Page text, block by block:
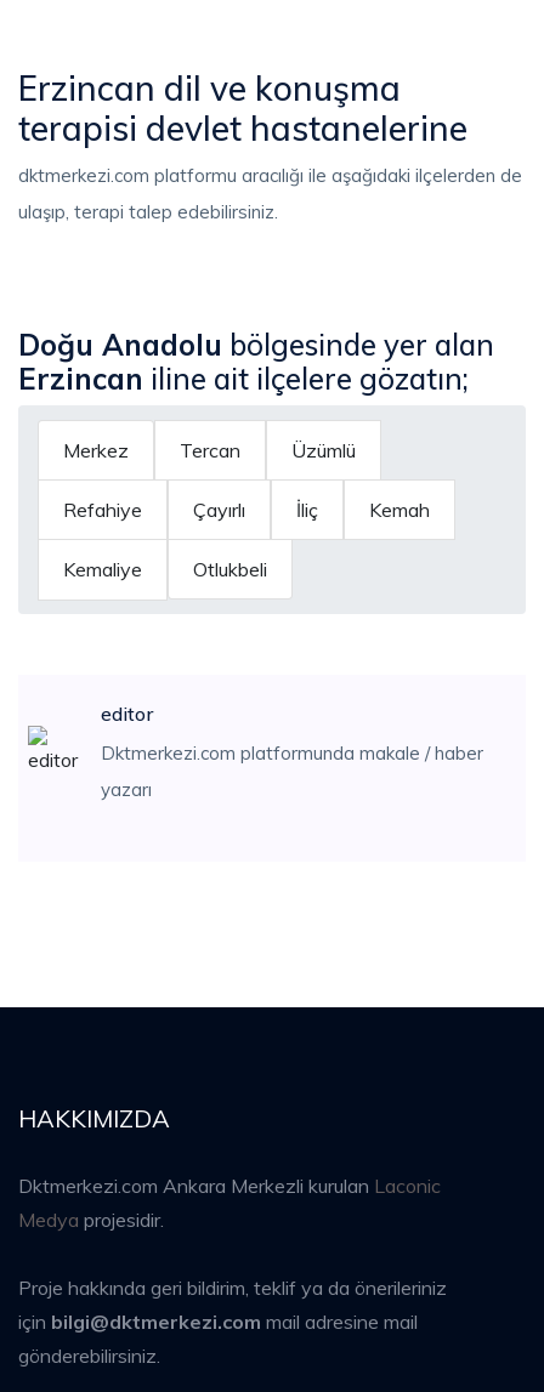
Erzincan dil ve konuşma
terapisi devlet hastanelerine
dktmerkezi.com platformu aracılığı ile aşağıdaki ilçelerden de
ulaşıp, terapi talep edebilirsiniz.
Doğu Anadolu bölgesinde yer alan
Erzincan iline ait ilçelere gözatın;
Merkez Tercan Üzümlü
Refahiye Çayırlı İliç Kemah
Kemaliye Otlukbeli
editor
Dktmerkezi.com platformunda makale / haber
yazarı
HAKKIMIZDA
Dktmerkezi.com Ankara Merkezli kurulan Laconic
Medya projesidir.
Proje hakkında geri bildirim, teklif ya da önerileriniz
için bilgi@dktmerkezi.com mail adresine mail
gönderebilirsiniz.